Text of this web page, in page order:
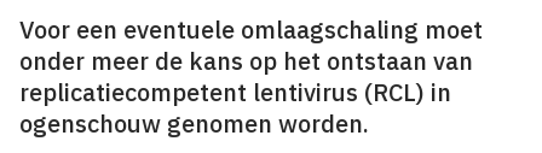
Voor een eventuele omlaagschaling moet
onder meer de kans op het ontstaan van
replicatiecompetent lentivirus (RCL) in
ogenschouw genomen worden.